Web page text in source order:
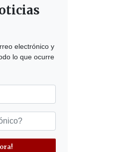
electrónico y
lo que ocurre